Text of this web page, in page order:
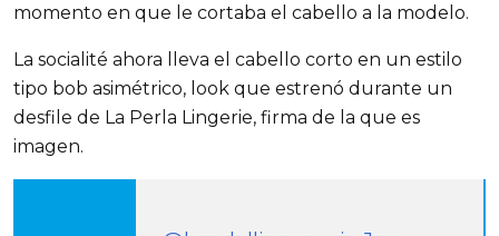
momento en que le cortaba el cabello a la modelo.
La socialité ahora lleva el cabello corto en un estilo
tipo bob asimétrico, look que estrenó durante un
desfile de La Perla Lingerie, firma de la que es
imagen.